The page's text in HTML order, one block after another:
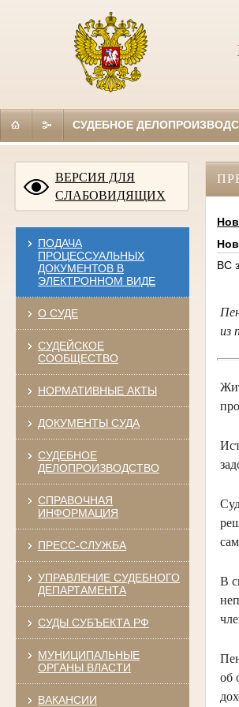
СУДЕБНОЕ
ВЕРСИЯ ДЛЯ
СЛАБОВИДЯЩИХ
ПОДАЧА
ПРОЦЕССУАЛЬНЫХ
ДОКУМЕНТОВ В
ЭЛЕКТРОННОМ ВИДЕ
О СУДЕ
СУДЕЙСКОЕ
СООБЩЕСТВО
НОРМАТИВНЫЕ АКТЫ
ДОКУМЕНТЫ СУДА
СУДЕБНОЕ
ДЕЛОПРОИЗВОДСТВО
СПРАВОЧНАЯ
ИНФОРМАЦИЯ
ПРЕСС-СЛУЖБА
УПРАВЛЕНИЕ СУДЕБНОГО
ДЕПАРТАМЕНТА
СУДЫ СУБЪЕКТА РФ
МУНИЦИПАЛЬНЫЕ
ОРГАНЫ ВЛАСТИ
ВАКАНСИИ
ВС
из
В
об